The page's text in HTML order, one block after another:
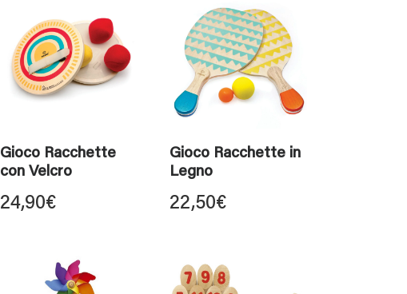
Gioco Racchette
con Velcro
24,90€
Gioco Racchette in
Legno
22,50€